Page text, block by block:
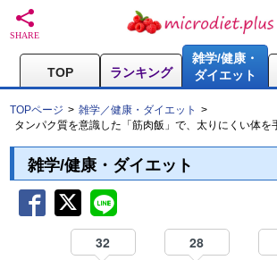
TOP ランキング
雑学/健康・
ダイエット
TOPページ
雑学／健康・ダイエット
タンパク質を意識した「筋肉飯」で、太りにくい体を
雑学/健康・ダイエット
32 28